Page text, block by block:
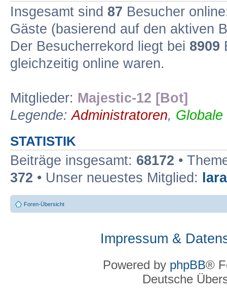
Insgesamt sind 87 Besucher
Gäste (basierend auf den aktiven
Der Besucherrekord liegt bei 8909
gleichzeitig online waren.
Mitglieder: Majestic-12 [Bot]
Legende:Administratoren,
STATISTIK
Beiträge insgesamt: 68172 •
372 • Unser neuestes Mitglied:
Foren-Übersicht
Impressum &
Powered by phpBB®
Deutsche